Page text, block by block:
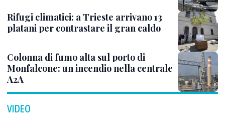
Rifugi climatici: a Trieste arrivano 13
platani per contrastare il gran caldo
Colonna di fumo alta sul porto di
Monfalcone: un incendio nella centrale
A2A
VIDEO